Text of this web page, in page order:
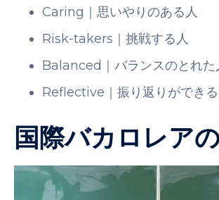
Caring｜思いやりのある人
Risk-takers｜挑戦する人
Balanced｜バランスのとれた
Reflective｜振り返りができる
国際バカロレア